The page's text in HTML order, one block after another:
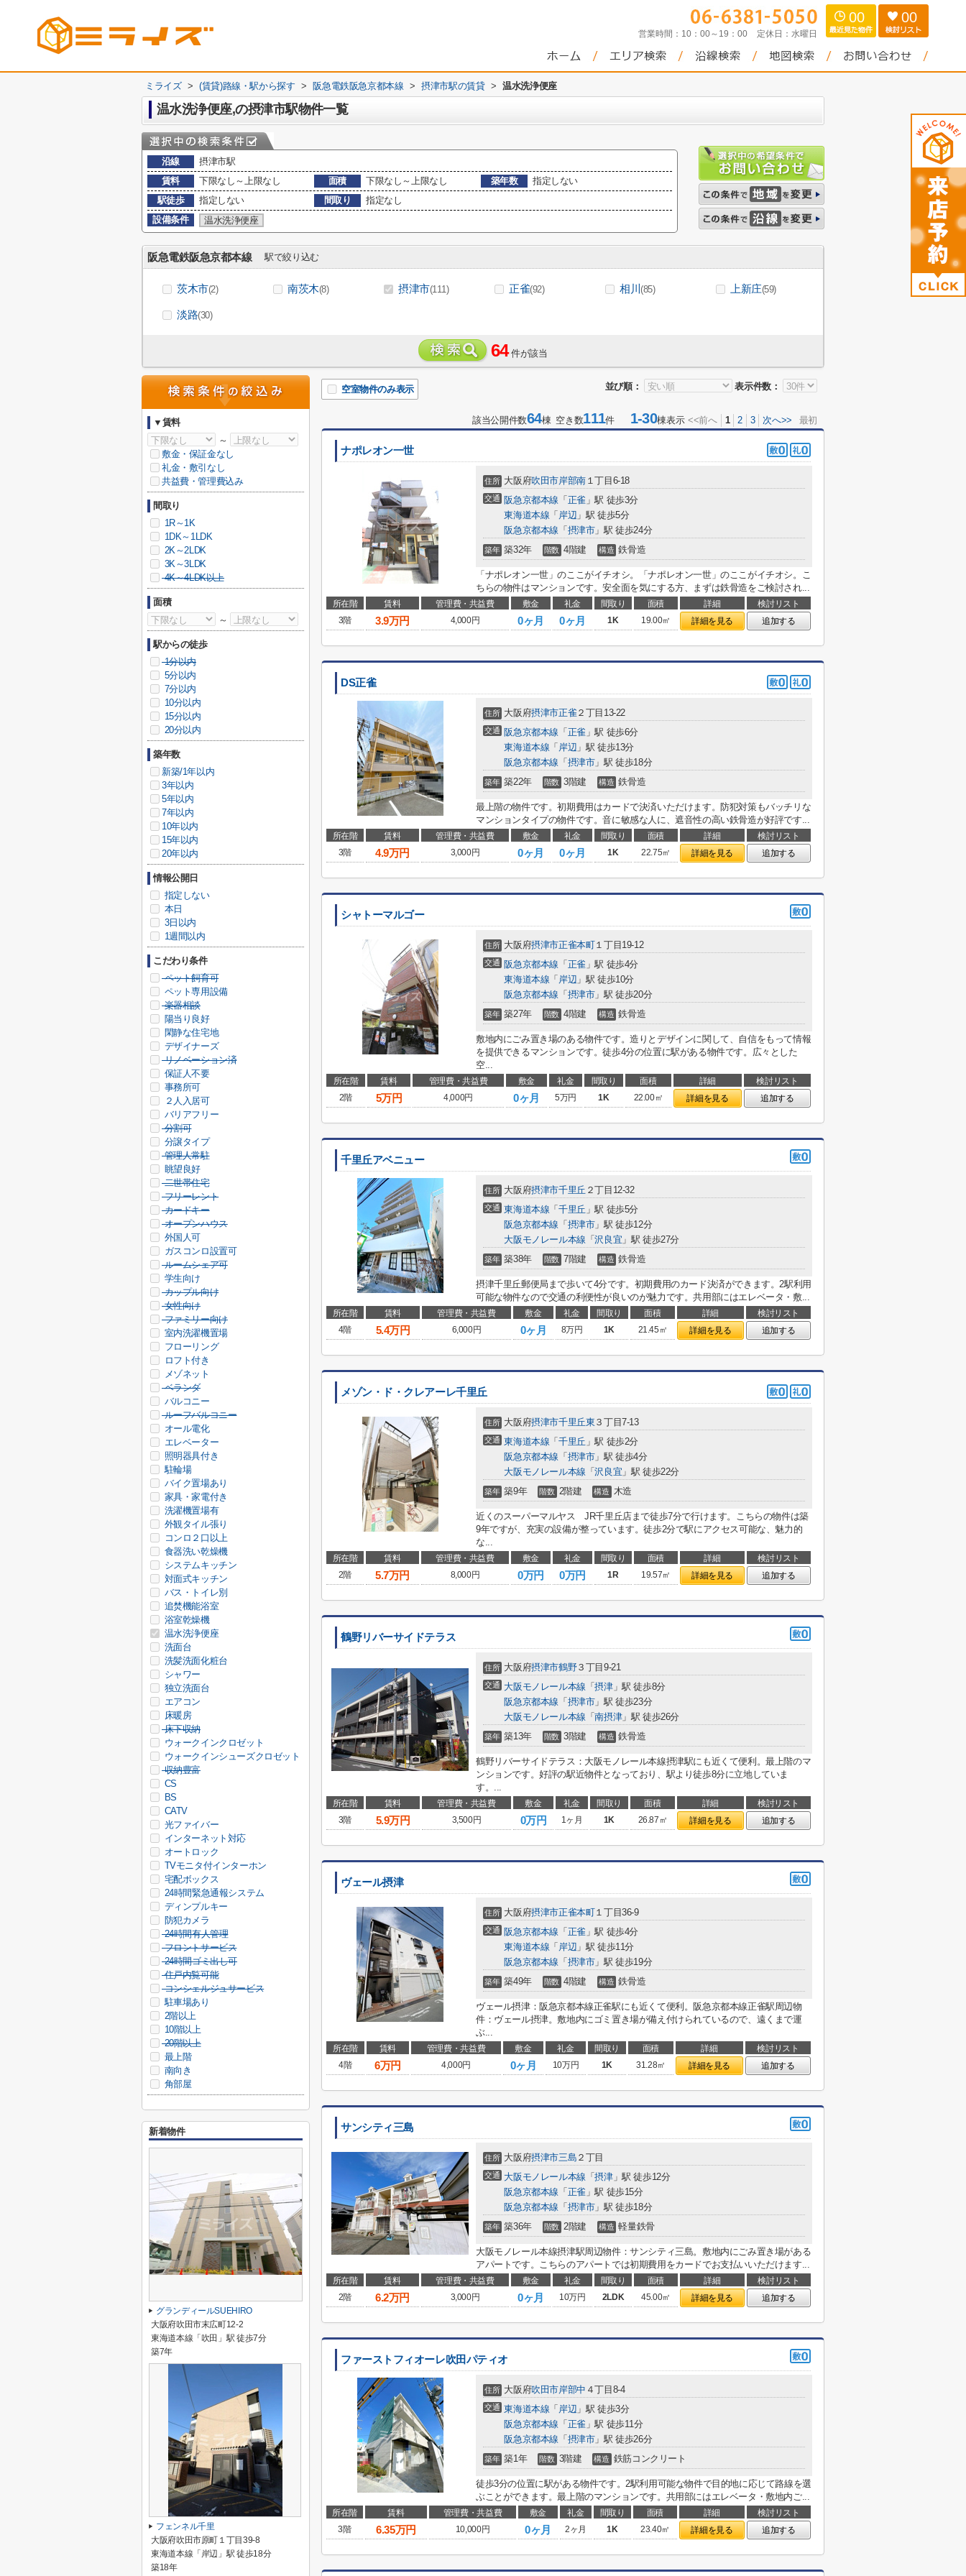
営業時間： 10：00～19：00 定休日： 水曜日
00 00
ミライズ > (賃貸)路線・駅から探す > 阪急電鉄阪急京都本線 > 摂津市駅の賃貸 > 温水洗浄便座
温水洗浄便座,の摂津市駅物件一覧
沿線
摂津市駅
賃料
下限なし～上限なし 面積 下限なし～上限なし 築年数
指定しない
駅徒歩
指定しない 間取り
指定なし
設備条件
温水洗浄便座
阪急電鉄阪急京都本線 駅で絞り込む
茨木市(2) 南茨木(8) 摂津市(111) 正雀(92) 相川(85) 上新庄(59)
淡路(30)
64 件が該当
並び順： 表示件数：
空室物件のみ表示
該当公開件数64棟 空き数111件 1-30棟表示 <<前へ 1 2 3 次へ>> 最初
ナポレオン一世
住所 大阪府吹田市岸部南１丁目6-18
交通 阪急京都本線 「 正雀 」駅 徒歩3分
東海道本線 「 岸辺 」駅 徒歩5分
阪急京都本線 「 摂津市」駅 徒歩24分
築年 築32年 階数 4階建 構造 鉄骨造
「ナポレオン一世」のここがイチオシ。「ナポレオン一世」のここがイチオシ。こ
ちらの物件はマンションです。安全面を気にする方、まずは鉄骨造をご検討され...
所在階 賃料 管理費・共益費 敷金 礼金 間取り 面積 詳細
検討リスト
3階
3.9万円 4,000円 0ヶ月 0ヶ月 1K 19.00㎡ 詳細を見る 追加する
DS正雀
住所 大阪府摂津市正雀 ２丁目13-22
交通 阪急京都本線 「 正雀 」駅 徒歩6分
東海道本線 「 岸辺 」駅 徒歩13分
阪急京都本線 「 摂津市」駅 徒歩18分
築年 築22年 階数 3階建 構造 鉄骨造
最上階の物件です。初期費用はカードで決済いただけます。防犯対策もバッチリな
マンションタイプの物件です。音に敏感な人に、遮音性の高い鉄骨造が好評です...
所在階 賃料 管理費・共益費 敷金 礼金 間取り 面積 詳細
検討リスト
3階
4.9万円 3,000円 0ヶ月 0ヶ月 1K 22.75㎡ 詳細を見る 追加する
シャトーマルゴー
住所 大阪府摂津市正雀本町１丁目19-12
交通 阪急京都本線 「 正雀 」駅 徒歩4分
東海道本線 「 岸辺 」駅 徒歩10分
阪急京都本線 「 摂津市」駅 徒歩20分
築年 築27年 階数 4階建 構造 鉄骨造
敷地内にごみ置き場のある物件です。造りとデザインに関して、自信をもって情報
を提供できるマンションです。徒歩4分の位置に駅がある物件です。広々とした
空...
所在階 賃料 管理費・共益費 敷金 礼金 間取り 面積 詳細
検討リスト
2階
5万円 4,000円 0ヶ月 5万円 1K 22.00㎡ 詳細を見る 追加する
千里丘アベニュー
住所 大阪府摂津市千里丘 ２丁目12-32
交通 東海道本線 「 千里丘 」駅 徒歩5分
阪急京都本線 「 摂津市」駅 徒歩12分
大阪モノレール本線 「沢良宜 」駅 徒歩27分
築年 築38年 階数 7階建 構造 鉄骨造
摂津千里丘郵便局まで歩いて4分です。初期費用のカード決済ができます。2駅利用
可能な物件なので交通の利便性が良いのが魅力です。共用部にはエレベータ・敷...
所在階 賃料 管理費・共益費 敷金 礼金 間取り 面積 詳細
検討リスト
4階
5.4万円 6,000円 0ヶ月 8万円 1K 21.45㎡ 詳細を見る 追加する
メゾン・ド・クレアーレ千里丘
住所 大阪府摂津市千里丘東 ３丁目7-13
交通 東海道本線 「 千里丘 」駅 徒歩2分
阪急京都本線 「 摂津市」駅 徒歩4分
大阪モノレール本線 「沢良宜 」駅 徒歩22分
築年 築9年 階数 2階建 構造 木造
近くのスーパーマルヤス JR千里丘店まで徒歩7分で行けます。こちらの物件は築
9年ですが、充実の設備が整っています。徒歩2分で駅にアクセス可能な、魅力的
な...
所在階 賃料 管理費・共益費 敷金 礼金 間取り 面積 詳細
検討リスト
2階
5.7万円 8,000円 0万円 0万円 1R 19.57㎡ 詳細を見る 追加する
鶴野リバーサイドテラス
住所 大阪府摂津市鶴野３丁目9-21
交通 大阪モノレール本線 「摂津」駅 徒歩8分
阪急京都本線 「 摂津市」駅 徒歩23分
大阪モノレール本線 「南摂津」駅 徒歩26分
築年 築13年 階数 3階建 構造 鉄骨造
鶴野リバーサイドテラス：大阪モノレール本線摂津駅にも近くて便利。最上階のマ
ンションです。好評の駅近物件となっており、駅より徒歩8分に立地していま
す。...
所在階 賃料 管理費・共益費 敷金 礼金 間取り 面積 詳細
検討リスト
3階
5.9万円 3,500円 0万円 1ヶ月 1K 26.87㎡ 詳細を見る 追加する
ヴェール摂津
住所 大阪府摂津市正雀本町１丁目36-9
交通 阪急京都本線 「 正雀 」駅 徒歩4分
東海道本線 「 岸辺 」駅 徒歩11分
阪急京都本線 「 摂津市」駅 徒歩19分
築年 築49年 階数 4階建 構造 鉄骨造
ヴェール摂津：阪急京都本線正雀駅にも近くて便利。阪急京都本線正雀駅周辺物
件：ヴェール摂津。敷地内にゴミ置き場が備え付けられているので、遠くまで運
ぶ...
所在階 賃料 管理費・共益費 敷金 礼金 間取り 面積 詳細
検討リスト
4階
6万円 4,000円 0ヶ月 10万円 1K 31.28㎡ 詳細を見る 追加する
サンシティ三島
住所 大阪府摂津市三島 ２丁目
交通 大阪モノレール本線 「摂津」駅 徒歩12分
阪急京都本線 「 正雀 」駅 徒歩15分
阪急京都本線 「 摂津市」駅 徒歩18分
築年 築36年 階数 2階建 構造 軽量鉄骨
大阪モノレール本線摂津駅周辺物件：サンシティ三島。敷地内にごみ置き場がある
アパートです。こちらのアパートでは初期費用をカードでお支払いいただけます...
所在階 賃料 管理費・共益費 敷金 礼金 間取り 面積 詳細
検討リスト
2階
6.2万円 3,000円 0ヶ月 10万円 2LDK 45.00㎡ 詳細を見る 追加する
ファーストフィオーレ吹田パティオ
住所 大阪府吹田市岸部中 ４丁目8-4
交通 東海道本線 「 岸辺 」駅 徒歩3分
阪急京都本線 「 正雀 」駅 徒歩11分
阪急京都本線 「 摂津市」駅 徒歩26分
築年 築1年 階数 3階建 構造 鉄筋コンクリート
徒歩3分の位置に駅がある物件です。2駅利用可能な物件で目的地に応じて路線を選
ぶことができます。最上階のマンションです。共用部にはエレベータ・敷地内ご...
所在階 賃料 管理費・共益費 敷金 礼金 間取り 面積 詳細
検討リスト
3階
6.35万円 10,000円 0ヶ月 2ヶ月 1K 23.40㎡ 詳細を見る 追加する
▼賃料
～
敷金・保証金なし
礼金・敷引なし
共益費・管理費込み
間取り
1R～1K
1DK～1LDK
2K～2LDK
3K～3LDK
4K～4LDK以上
面積
～
駅からの徒歩
1分以内
5分以内
7分以内
10分以内
15分以内
20分以内
築年数
新築/1年以内
3年以内
5年以内
7年以内
10年以内
15年以内
20年以内
情報公開日
指定しない
本日
3日以内
1週間以内
こだわり条件
ペット飼育可
ペット専用設備
楽器相談
陽当り良好
閑静な住宅地
デザイナーズ
リノベーション済
保証人不要
事務所可
２人入居可
バリアフリー
分割可
分譲タイプ
管理人常駐
眺望良好
二世帯住宅
フリーレント
カードキー
オープンハウス
外国人可
ガスコンロ設置可
ルームシェア可
学生向け
カップル向け
女性向け
ファミリー向け
室内洗濯機置場
フローリング
ロフト付き
メゾネット
ベランダ
バルコニー
ルーフバルコニー
オール電化
エレベーター
照明器具付き
駐輪場
バイク置場あり
家具・家電付き
洗濯機置場有
外観タイル張り
コンロ２口以上
食器洗い乾燥機
システムキッチン
対面式キッチン
バス・トイレ別
追焚機能浴室
浴室乾燥機
温水洗浄便座
洗面台
洗髪洗面化粧台
シャワー
独立洗面台
エアコン
床暖房
床下収納
ウォークインクロゼット
ウォークインシューズクロゼット
収納豊富
CS
BS
CATV
光ファイバー
インターネット対応
オートロック
TVモニタ付インターホン
宅配ボックス
24時間緊急通報システム
ディンプルキー
防犯カメラ
24時間有人管理
フロントサービス
24時間ゴミ出し可
住戸内覧可能
コンシェルジュサービス
駐車場あり
2階以上
10階以上
20階以上
最上階
南向き
角部屋
新着物件
グランディールSUEHIRO
大阪府吹田市末広町12-2
東海道本線「吹田」駅 徒歩7分
築7年
フェンネル千里
大阪府吹田市原町１丁目39-8
東海道本線「岸辺」駅 徒歩18分
築18年